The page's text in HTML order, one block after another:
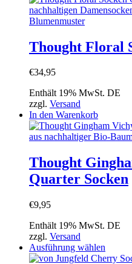
Thought Floral
€34,95
Enthält 19% MwSt. DE
zzgl. Versand
In den Warenkorb
Thought
Quarter Socken
€9,95
Enthält 19% MwSt. DE
zzgl. Versand
Ausführung wählen